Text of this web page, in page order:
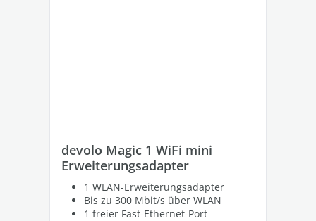
devolo Magic 1 WiFi mini
Erweiterungsadapter
1 WLAN-Erweiterungsadapter
Bis zu 300 Mbit/s über WLAN
1 freier Fast-Ethernet-Port